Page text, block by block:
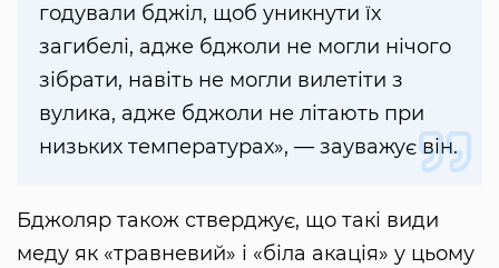
годували бджіл, щоб уникнути їх
загибелі, адже бджоли не могли нічого
зібрати, навіть не могли вилетіти з
вулика, адже бджоли не літають при
низьких температурах», — зауважує він.
Бджоляр також стверджує, що такі види
меду як «травневий» і «біла акація» у цьому